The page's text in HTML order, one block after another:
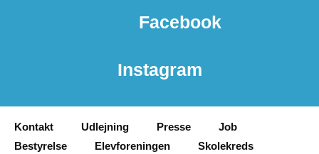
Facebook
Instagram
Kontakt Udlejning Presse
Job
Bestyrelse
Elevforeningen Skolekreds